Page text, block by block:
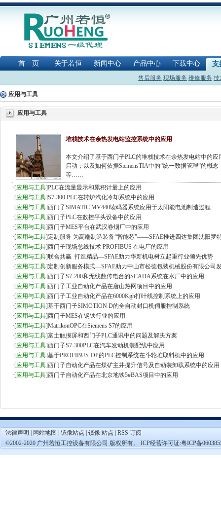
首 页 关于若恒 新闻中心 产品中心 下载中心 支
售后服务 现场服务 维修服务 技
应用与工具
应用与工具
堆栈技术在余热发电站监控系统中的应用
本文介绍了基于西门子PLC的堆栈技术在余热发电站中的
启动；以及如何依据SiemensTIA中的“统一数据管理”的概
等……
·[应用与工具]PLC在流量显示和累积计量上的应用
·[应用与工具]S7-300 PLC在转炉汽化冷却系统中的应用
·[应用与工具]西门子SIMATIC MV440读码器系统应用于太阳能电池制造过程
·[应用与工具]西门子PLC在数控平头设备中的应用
·[应用与工具]西门子MES平台在武汉卷烟厂中的应用
·[应用与工具]定制服务 为高端制造装备“智能芯”——SFAE推进四达集团沈阳罗
·[应用与工具]西门子现场总线技术 PROFIBUS 在电厂的应用
·[应用与工具]联合共赢 打造精品—SFAE助力华新机电树立起重行业领先优势
·[应用与工具]定制创新服务模式—SFAE助力中山市松德包装机械股份有限公司
·[应用与工具]西门子S7-200和无线数传电台的SCADA系统在水厂中的应用
·[应用与工具]西门子工业自动化产品在唐山热网项目中的应用
·[应用与工具]西门子工业自动化产品在6000Kgh打叶线控制系统上的应用
·[应用与工具]基于西门子SIMOTION D的全自动封口机伺服控制系统
·[应用与工具]西门子MES在钢铁行业的应用
·[应用与工具]MatrikonOPC在Siemens S7的应用
·[应用与工具]富士触摸屏和西门子PLC通讯中的问题及解决方案
·[应用与工具]西门子S7-300PLC在汽车发动机装配线中应用
·[应用与工具]基于PROFIBUS-DP的PLC控制系统在斗轮堆取料机中的应用
·[应用与工具]西门子自动化产品在煤矿主井提升信号及自动装卸载系统中的应用
·[应用与工具]西门子自动化产品在北京地铁5#BAS项目中的应用
法律声明 网站地图 镜像站点 镜像 站点
RSS 订阅
©2002-2020 广州若恒工控设备有限公司 版权所有。 ICP经营许可证:粤ICP备